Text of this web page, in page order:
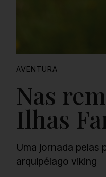
AVENTURA
Nas
Ilhas
Uma jornada pelas
arquipélago viking